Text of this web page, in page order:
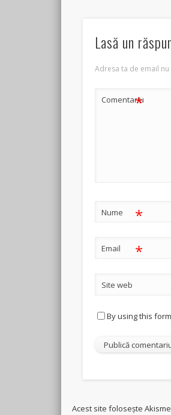
Lasă un
Adresa ta de email
Comentariu
*
Nume *
Email *
Site web
By using this
Acest site folosește